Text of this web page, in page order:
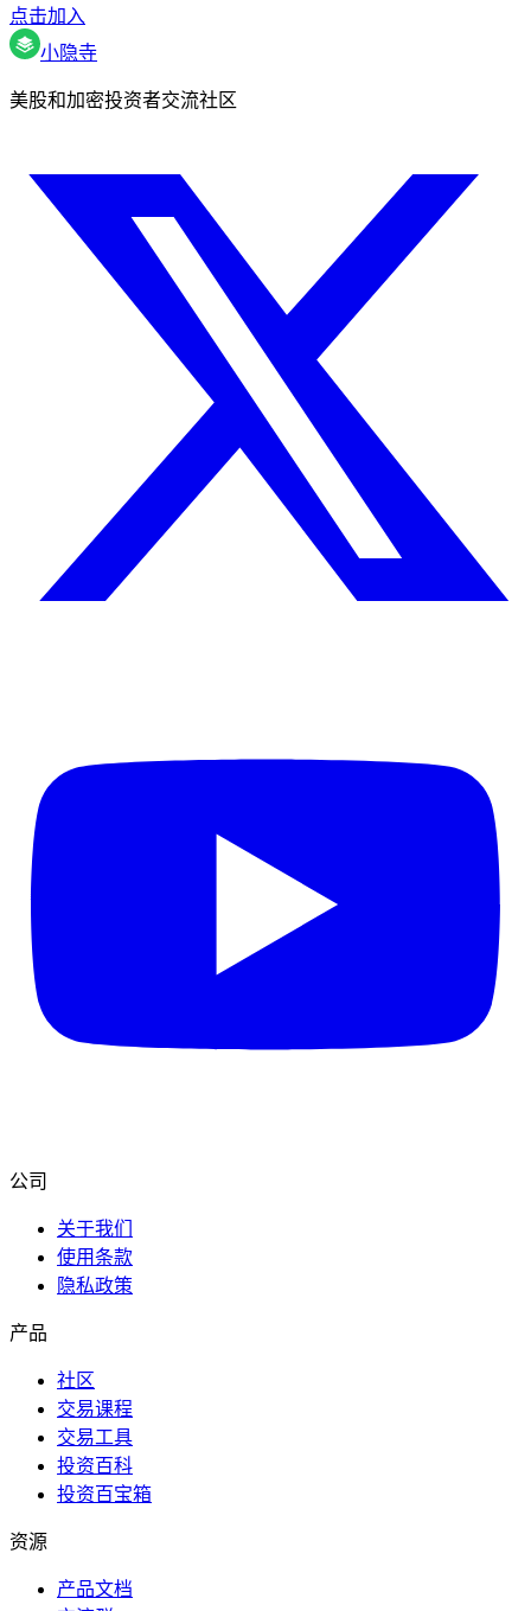
点击加入
小隐寺
美股和加密投资者交流社区
公司
关于我们
使用条款
隐私政策
产品
社区
交易课程
交易工具
投资百科
投资百宝箱
资源
产品文档